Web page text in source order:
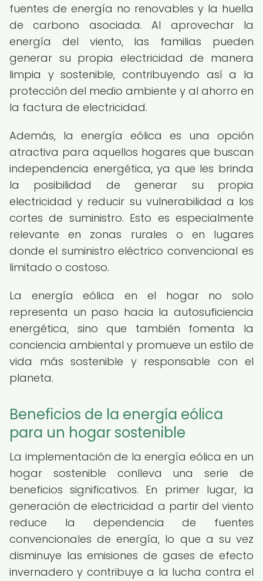
fuentes de energía no renovables y la huella
de carbono asociada. Al aprovechar la
energía del viento, las familias pueden
generar su propia electricidad de manera
limpia y sostenible, contribuyendo así a la
protección del medio ambiente y al ahorro en
la factura de electricidad.
Además, la energía eólica es una opción
atractiva para aquellos hogares que buscan
independencia energética, ya que les brinda
la posibilidad de generar su propia
electricidad y reducir su vulnerabilidad a los
cortes de suministro. Esto es especialmente
relevante en zonas rurales o en lugares
donde el suministro eléctrico convencional es
limitado o costoso.
La energía eólica en el hogar no solo
representa un paso hacia la autosuficiencia
energética, sino que también fomenta la
conciencia ambiental y promueve un estilo de
vida más sostenible y responsable con el
planeta.
Beneficios de la energía eólica
para un hogar sostenible
La implementación de la energía eólica en un
hogar sostenible conlleva una serie de
beneficios significativos. En primer lugar, la
generación de electricidad a partir del viento
reduce la dependencia de fuentes
convencionales de energía, lo que a su vez
disminuye las emisiones de gases de efecto
invernadero y contribuye a la lucha contra el